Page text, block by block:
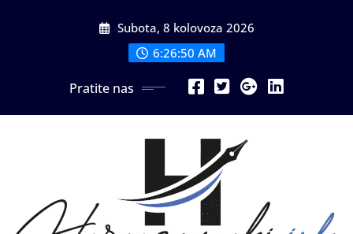
Subota, 8 kolovoza 2026
6:26:51 AM
Pratite nas